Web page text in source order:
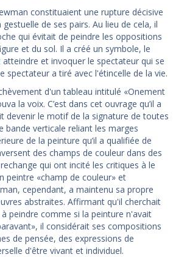
constituaient une rupture décisive
de ses pairs. Au lieu de cela, il
qui évitait de peindre les oppositions
et du sol. Il a créé un symbole, le
et invoquer le spectateur qui se
spectateur a tiré avec l'étincelle de la vie.
d'un tableau intitulé «Onement
la voix. C’est dans cet ouvrage qu’il a
devenir le motif de la signature de toutes
bande verticale reliant les marges
de la peinture qu’il a qualifiée de
des champs de couleur dans des
qui ont incité les critiques à le
peintre «champ de couleur» et
cependant, a maintenu sa propre
abstraites. Affirmant qu'il cherchait
peindre comme si la peinture n'avait
il considérait ses compositions
de pensée, des expressions de
d'être vivant et individuel.